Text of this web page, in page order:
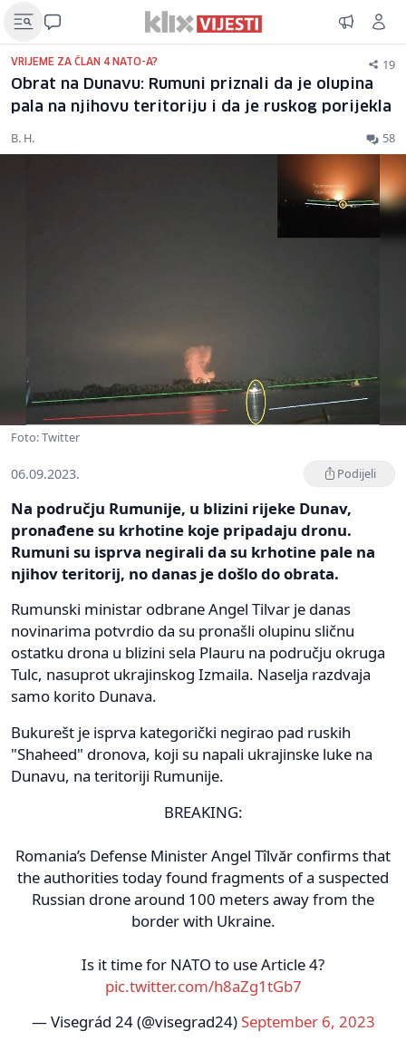
VRIJEME ZA ČLAN 4 NATO-A? 19
Obrat na Dunavu: Rumuni priznali da je olupina
pala na njihovu teritoriju i da je ruskog porijekla
B. H. 58
Foto: Twitter
06.09.2023. Podijeli
Na području Rumunije, u blizini rijeke Dunav,
pronađene su krhotine koje pripadaju dronu.
Rumuni su isprva negirali da su krhotine pale na
njihov teritorij, no danas je došlo do obrata.
Rumunski ministar odbrane Angel Tilvar je danas
novinarima potvrdio da su pronašli olupinu sličnu
ostatku drona u blizini sela Plauru na području okruga
Tulc, nasuprot ukrajinskog Izmaila. Naselja razdvaja
samo korito Dunava.
Bukurešt je isprva kategorički negirao pad ruskih
"Shaheed" dronova, koji su napali ukrajinske luke na
Dunavu, na teritoriji Rumunije.
BREAKING:
Romania’s Defense Minister Angel Tîlvăr confirms that
the authorities today found fragments of a suspected
Russian drone around 100 meters away from the
border with Ukraine.
Is it time for NATO to use Article 4?
pic.twitter.com/h8aZg1tGb7
— Visegrád 24 (@visegrad24)September 6, 2023